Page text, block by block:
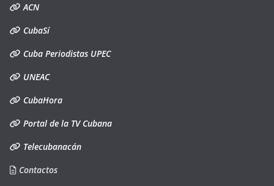
ACN
CubaSí
Cuba Periodistas UPEC
UNEAC
CubaHora
Portal de la TV Cubana
Telecubanacán
Contactos